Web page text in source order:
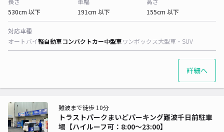
530cm 以下
191cm 以下
155cm 以下
対応車種
オートバイ軽自動車コンパクトカー中型車ワンボックス大型車・SUV
詳細へ
トラストパークまいどパーキング難波千日前駐車
場【ハイルーフ可：8:00～23:00】
難波まで徒歩 10分